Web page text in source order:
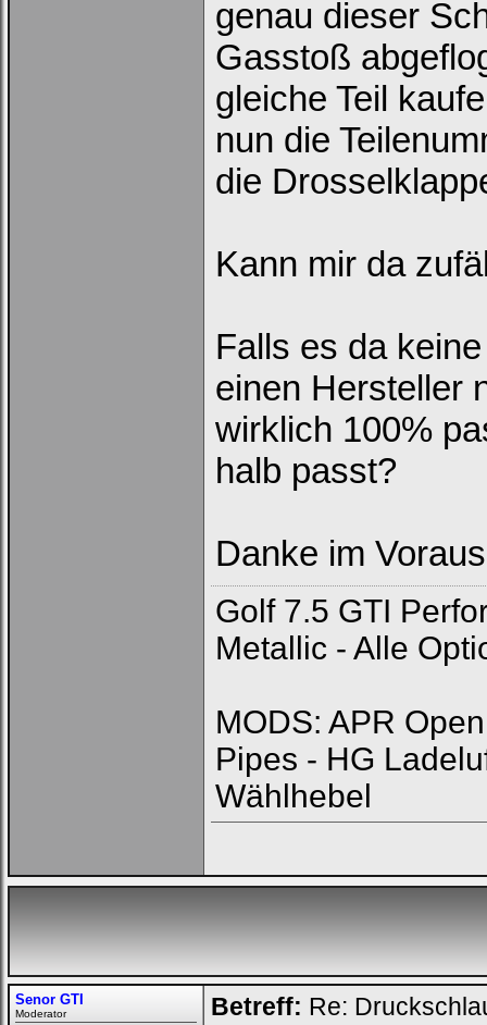
Ich habe mein Passwort
genau dieser
Gasstoß
gleiche Teil
nun die
die
Kann mir da
Falls es da
einen Hersteller
wirklich 100%
halb passt?
Danke im
Golf 7.5 GTI
Metallic - Alle
MODS: APR
Pipes - HG
Wählhebel
Senor GTI
Moderator Betreff: Re: